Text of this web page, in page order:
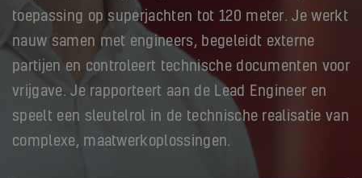
toepassing op superjachten tot 120 meter. Je werkt
nauw samen met engineers, begeleidt externe
partijen en controleert technische documenten voor
vrijgave. Je rapporteert aan de Lead Engineer en
speelt een sleutelrol in de technische realisatie van
complexe, maatwerkoplossingen.